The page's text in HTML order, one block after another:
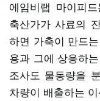
에임비랩 마이피
축산가가 사료의
하면 가축이 만드
용과 그에 상응하
조사도 물동량을
차량이 배출하는